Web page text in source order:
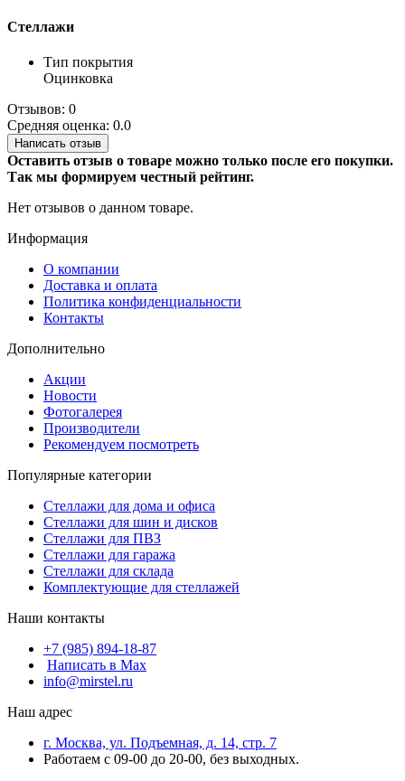
Стеллажи
Тип покрытия
Оцинковка
Отзывов: 0
Средняя оценка: 0.0
Написать отзыв
Оставить отзыв о товаре можно только после его покупки.
Так мы формируем честный рейтинг.
Нет отзывов о данном товаре.
Информация
О компании
Доставка и оплата
Политика конфиденциальности
Контакты
Дополнительно
Акции
Новости
Фотогалерея
Производители
Рекомендуем посмотреть
Популярные категории
Стеллажи для дома и офиса
Стеллажи для шин и дисков
Стеллажи для ПВЗ
Стеллажи для гаража
Стеллажи для склада
Комплектующие для стеллажей
Наши контакты
+7 (985) 894-18-87
Написать в Max
info@mirstel.ru
Наш адрес
г. Москва, ул. Подъемная, д. 14, стр. 7
Работаем с 09-00 до 20-00, без выходных.